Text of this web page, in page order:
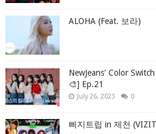
ALOHA (Feat. 보라)
NewJeans' Color
🎨] Ep.21
July 26, 2023 0
삐지트립 in 제천